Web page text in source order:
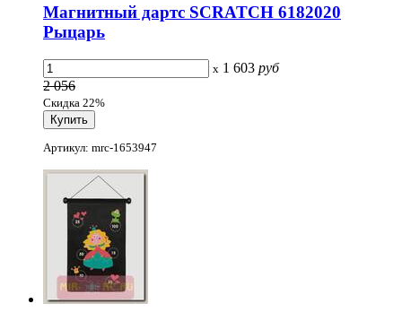
Магнитный дартс SCRATCH 6182020
Рыцарь
x 1 603 руб
2 056
Скидка 22%
Артикул: mrc-1653947